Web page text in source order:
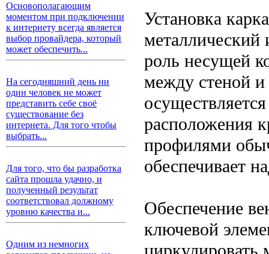
Основополагающим
моментом при подключении
к интернету всегда является
выбор провайдера, который
может обеспечить...
На сегодняшний день ни
один человек не может
представить себе своё
существование без
интернета. Для того чтобы
выбрать...
Для того, что бы разработка
сайта прошла удачно, и
полученный результат
соответствовал должному
уровню качества и...
Одним из немногих
Установка
роль несущей
между стеной
расположения
профилями
обеспечивает
Обеспечение
ключевой